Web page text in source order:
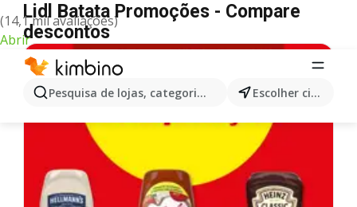
(14,1 mil avaliações)
Abrir
Pesquisa de lojas, categorias,produtos... Escolher cidade
Lidl Batata Promoções - Compare
descontos